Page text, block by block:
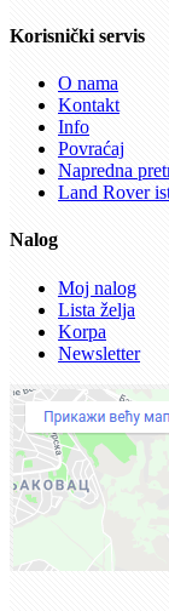
Korisnički servis
O nama
Kontakt
Info
Povraćaj
Napredna
Land Rover
Nalog
Moj nalog
Lista želja
Korpa
Newsletter